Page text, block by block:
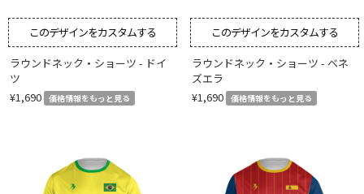
このデザインをカスタムする
ラウンドネック・ショーツ - ドイ
ツ
¥1,690
価格情報をもっと見る
このデザインをカスタムする
ラウンドネック・ショーツ - ベネ
ズエラ
¥1,690
価格情報をもっと見る